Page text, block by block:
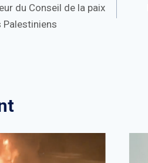
du Conseil de la paix
Palestiniens